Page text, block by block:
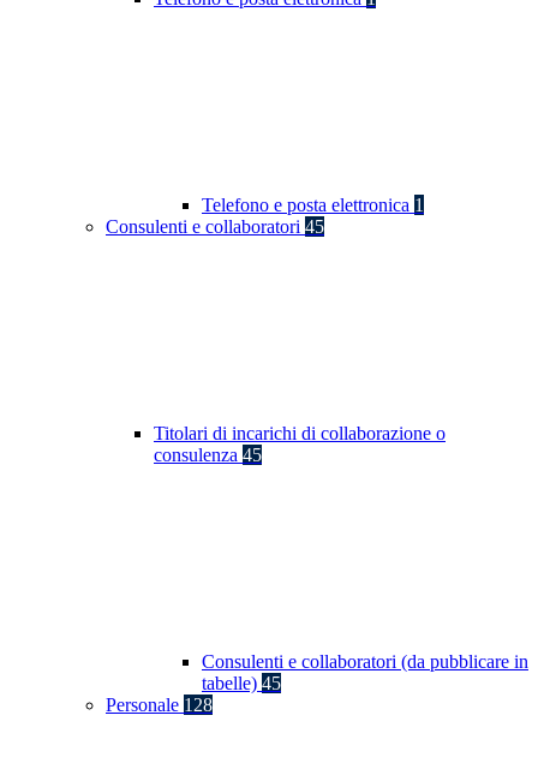
Telefono e posta elettronica 1
Consulenti e collaboratori 45
Titolari di incarichi di collaborazione o
consulenza 45
Consulenti e collaboratori (da pubblicare in
tabelle) 45
Personale 128